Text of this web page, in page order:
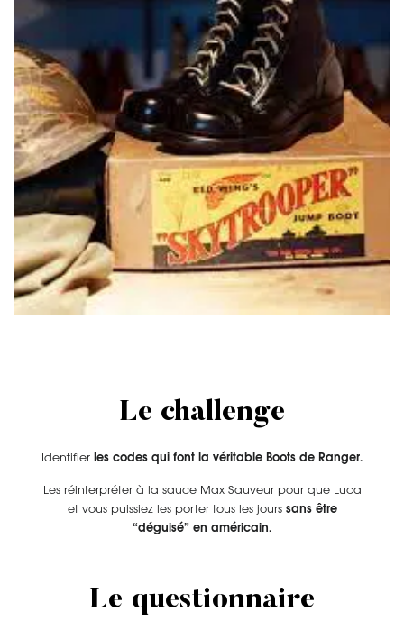
Le challenge
Identifier les codes qui font la véritable Boots de Ranger.
Les réinterpréter à la sauce Max Sauveur pour que Luca
et vous puissiez les porter tous les jours sans être
“déguisé” en américain.
Le questionnaire